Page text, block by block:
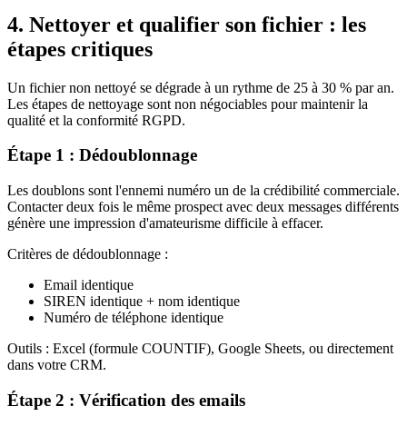
4. Nettoyer et qualifier son fichier : les
étapes critiques
Un fichier non nettoyé se dégrade à un rythme de 25 à 30 % par an.
Les étapes de nettoyage sont non négociables pour maintenir la
qualité et la conformité RGPD.
Étape 1 : Dédoublonnage
Les doublons sont l'ennemi numéro un de la crédibilité commerciale.
Contacter deux fois le même prospect avec deux messages différents
génère une impression d'amateurisme difficile à effacer.
Critères de dédoublonnage :
Email identique
SIREN identique + nom identique
Numéro de téléphone identique
Outils : Excel (formule COUNTIF), Google Sheets, ou directement
dans votre CRM.
Étape 2 : Vérification des emails